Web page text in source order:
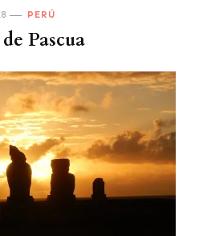
PERÚ
Pascua